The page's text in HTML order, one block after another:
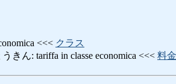
<<< クラス
ん: tariffa in classe economica <<< 料金